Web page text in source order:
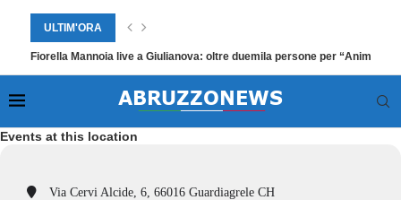
ULTIM'ORA
Fiorella Mannoia live a Giulianova: oltre duemila persone per “Anime
Events at this location
Via Cervi Alcide, 6, 66016 Guardiagrele CH